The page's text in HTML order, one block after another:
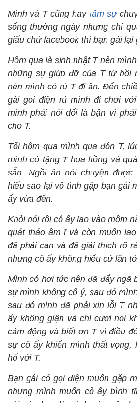
Mình và T cũng hay tâm sự
sống thường ngày nhưng chỉ
giấu chứ facebook thì bạn gái lại
Hôm qua là sinh nhật T nên
những sự giúp đỡ của T từ hồi
nên mình có rủ T đi ăn. Đến
gái gọi điện rủ mình đi chơi
mình phải nói dối là bận vì
cho T.
Tối hôm qua mình qua đón T,
mình có tặng T hoa hồng và
sẵn. Ngồi ăn nói chuyện
hiểu sao lại vô tình gặp bạn gái
ấy vừa đến.
Khỏi nói rồi cô ấy lao vào mồm
quát tháo ầm ĩ và còn muốn
đã phải can và đã giải thích rõ
nhưng cô ấy không hiểu cứ lấn
Mình có hơi tức nên đã đẩy ngã
sự mình không cố ý, sau đó
sau đó mình đã phải xin lỗi T
ấy không giận và chỉ cười nói
cảm động và biết ơn T vì điều
sự cô ấy khiến mình thất vọng,
hổ với T.
Bạn gái có gọi điện muốn gặp
nhưng mình muốn cô ấy bình